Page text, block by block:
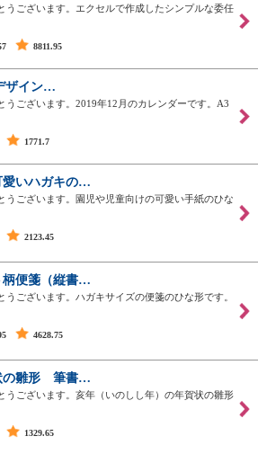
うございます。エクセルで作成したシンプルな委任
8811.95
ザイン…
うございます。2019年12月のカレンダーです。A3
1771.7
いハガキの…
うございます。園児や児童向けの可愛い手紙のひな
2123.45
柄便箋（縦書…
うございます。ハガキサイズの便箋のひな形です。
4628.75
の雛形 筆書…
うございます。亥年（いのしし年）の年賀状の雛形
1329.65